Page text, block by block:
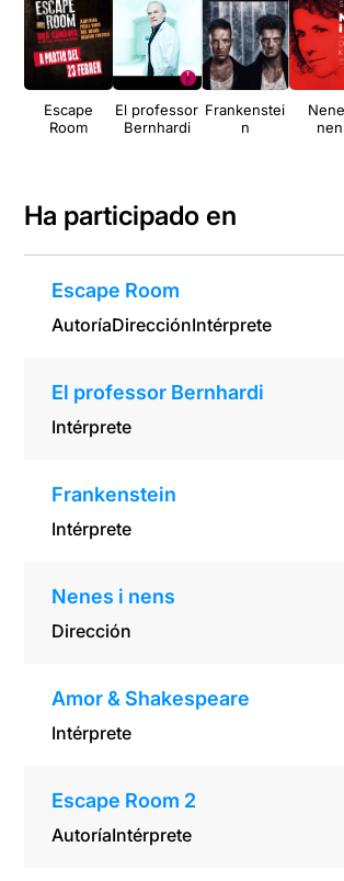
Escape
Room
El professor
Bernhardi
Frankenstei
n
Ha participado en
Escape Room
AutoríaDirecciónIntérprete
El professor Bernhardi
Intérprete
Frankenstein
Intérprete
Nenes i nens
Dirección
Amor & Shakespeare
Intérprete
Escape Room 2
AutoríaIntérprete